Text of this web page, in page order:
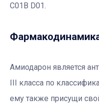
С01В D01.
Амиодарон является
III класса по
ему также присущи